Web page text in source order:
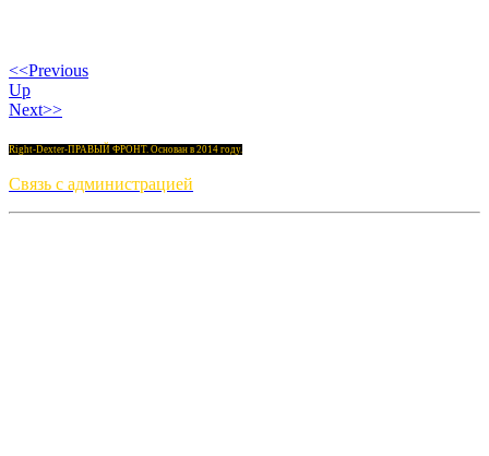
<<Previous
Up
Next>>
Right-Dexter-ПРАВЫЙ ФРОНТ. Основан в 2014 году.
Связь с администрацией